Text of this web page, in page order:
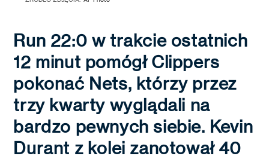
Run 22:0 w trakcie ostatnich
12 minut pomógł Clippers
pokonać Nets, którzy przez
trzy kwarty wyglądali na
bardzo pewnych siebie. Kevin
Durant z kolei zanotował 40